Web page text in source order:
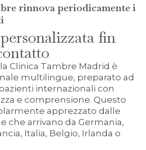
rinnova periodicamente i
fin
Clinica Tambre Madrid è
multilingue, preparato ad
internazionali con
e comprensione. Questo
apprezzato dalle
che arrivano da Germania,
Italia, Belgio, Irlanda o